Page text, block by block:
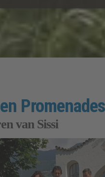
Promenades
van Sissi